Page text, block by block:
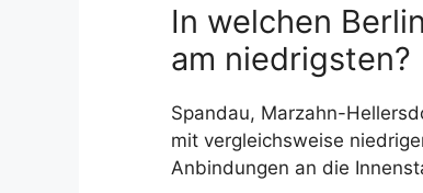
In welchen
am niedrigsten?
Spandau, Marzahn-
mit vergleichsweise
Anbindungen an die